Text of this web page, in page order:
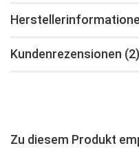
Kundenrezensionen (2)
Zu diesem Produkt